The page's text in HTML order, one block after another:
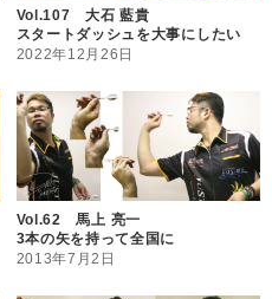
Vol.107 大石 藍貴
スタートダッシュを大事にしたい
2022年12月26日
Vol.62 馬上 亮一
3本の矢を持って全国に
2013年7月2日